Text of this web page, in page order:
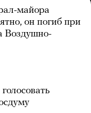
майора
он погиб при
Воздушно-